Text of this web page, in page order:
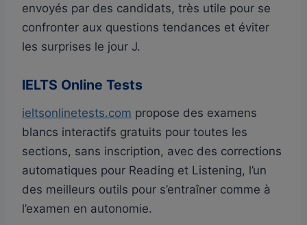
envoyés par des candidats, très utile pour se
confronter aux questions tendances et éviter
les surprises le jour J.
IELTS Online Tests
ieltsonlinetests.com propose des examens
blancs interactifs gratuits pour toutes les
sections, sans inscription, avec des corrections
automatiques pour Reading et Listening, l’un
des meilleurs outils pour s’entraîner comme à
l’examen en autonomie.